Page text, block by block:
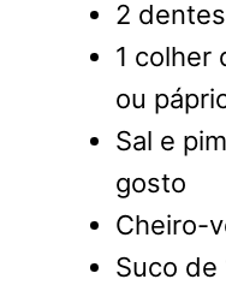
2
1 colher
ou
Sal e
gosto
Cheiro-
Suco de